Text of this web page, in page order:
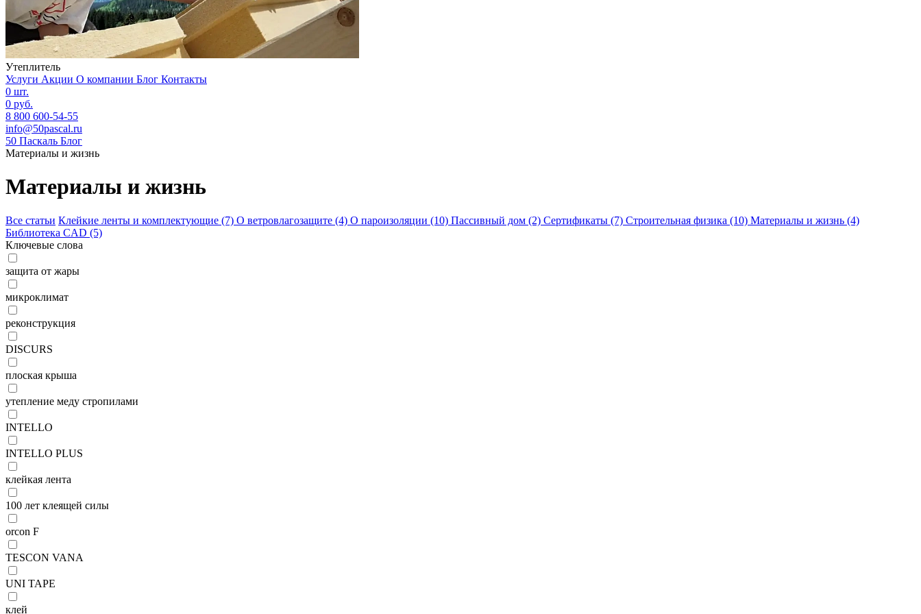
Утеплитель
Услуги Акции О компании Блог Контакты
0 шт.
0 руб.
8 800 600-54-55
info@50pascal.ru
50 Паскаль Блог
Материалы и жизнь
Материалы и жизнь
Все статьи Клейкие ленты и комплектующие (7) О ветровлагозащите (4) О пароизоляции (10) Пассивный дом (2) Сертификаты (7) Строительная физика (10) Материалы и жизнь (4)
Библиотека CAD (5)
Ключевые слова
защита от жары
микроклимат
реконструкция
DISCURS
плоская крыша
утепление меду стропилами
INTELLO
INTELLO PLUS
клейкая лента
100 лет клеящей силы
orcon F
TESCON VANA
UNI TAPE
клей